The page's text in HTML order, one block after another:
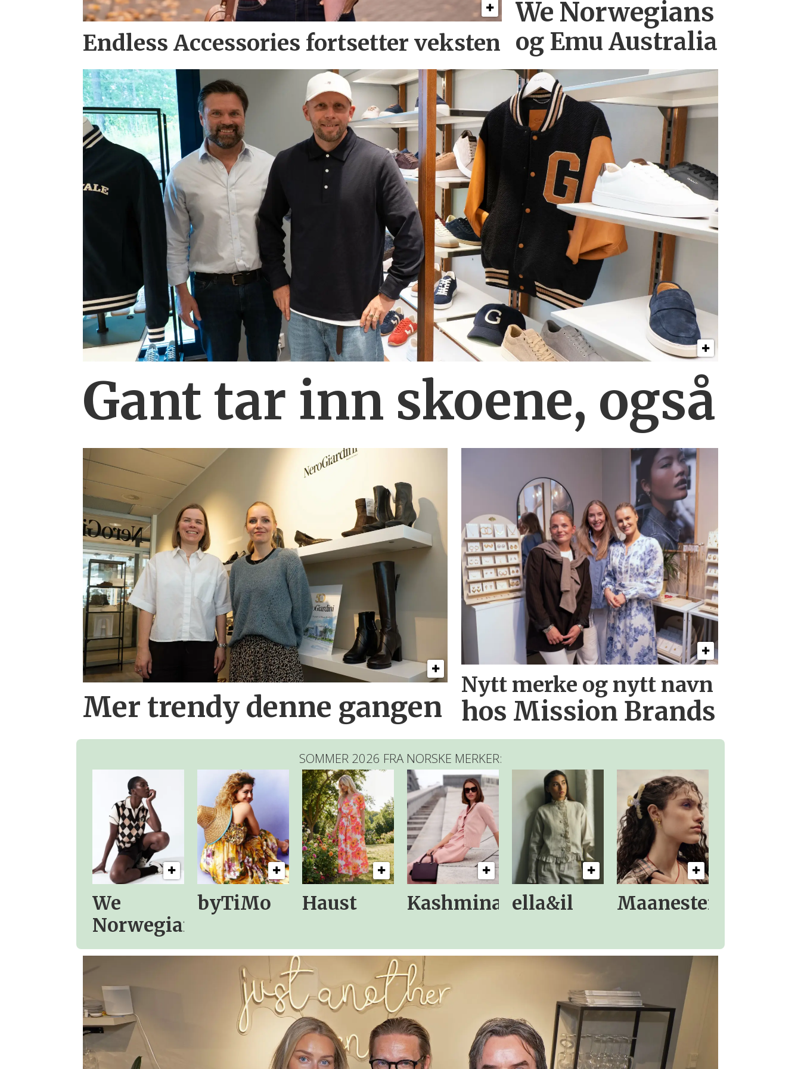
Endless Accessories fortsetter veksten
We Norwegians
og Emu Australia
Gant tar inn skoene, også
Mer trendy denne gangen
Nytt merke og nytt navn
hos Mission Brands
SOMMER 2026 FRA NORSKE MERKER:
We
Norwegians
byTiMo Haust Kashmina ella&il Maanesten